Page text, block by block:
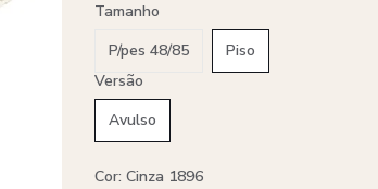
Tamanho
P/pes 48/85
Piso
Versão
Avulso
Cor: Cinza 1896